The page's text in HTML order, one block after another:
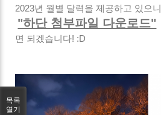
2023년 월별 달력을 제공하고 있으니
"하단 첨부파일 다운로드"
면 되겠습니다! :D
목록
열기